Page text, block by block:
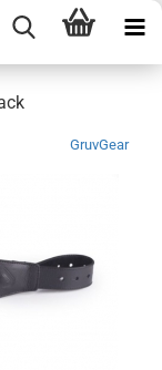
GruvGear